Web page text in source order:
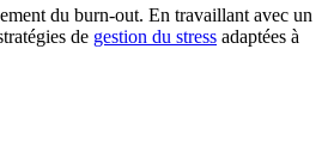
du burn-out. En travaillant avec un
de gestion du stress adaptées à